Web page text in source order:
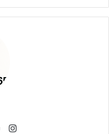
Instagram